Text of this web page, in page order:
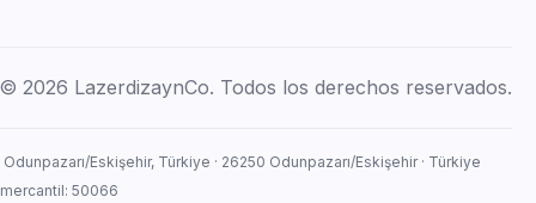
© 2026 LazerdizaynCo. Todos los derechos reservados.
Eskişehir, Türkiye · 26250 Odunpazarı/Eskişehir · Türkiye
50066